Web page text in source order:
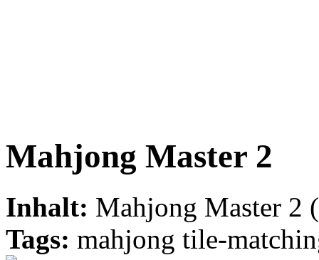
Mahjong Master 2
Inhalt: Mahjong Master 2
Tags: mahjong tile-